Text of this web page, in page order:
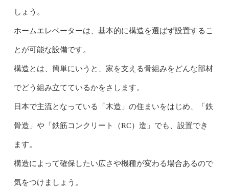
しょう。
ホームエレベーターは、基本的に構造を選ばず設置するこ
とが可能な設備です。
構造とは、簡単にいうと、家を支える骨組みをどんな部材
でどう組み立てているかをさします。
日本で主流となっている「木造」の住まいをはじめ、「鉄
骨造」や「鉄筋コンクリート（RC）造」でも、設置でき
ます。
構造によって確保したい広さや機種が変わる場合あるので
気をつけましょう。